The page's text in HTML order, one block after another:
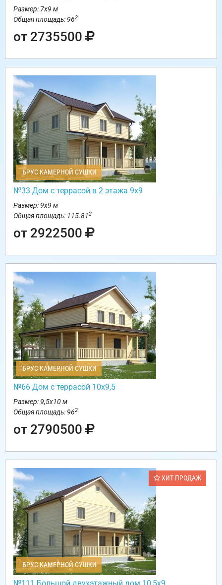
Размер: 7х9 м
Общая площадь: 962
от 2735500
БРУС КАМЕРНОЙ СУШКИ
№33 Дом с террасой в 2 этажа 9х9
Размер: 9х9 м
Общая площадь: 115.812
от 2922500
БРУС КАМЕРНОЙ СУШКИ
№66 Дом с террасой 10х9,5
Размер: 9,5х10 м
Общая площадь: 962
от 2790500
ХИТ ПРОДАЖ
БРУС КАМЕРНОЙ СУШКИ